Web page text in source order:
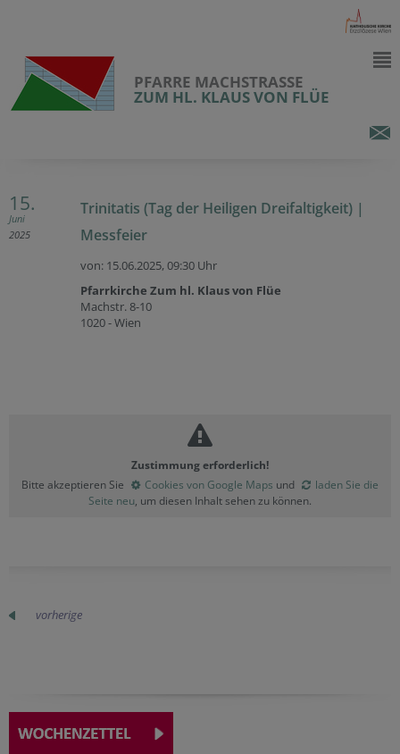
PFARRE MACHSTRASSE
ZUM HL. KLAUS VON FLÜE
15.
Juni
2025
Trinitatis (Tag der Heiligen Dreifaltigkeit) |
Messfeier
von: 15.06.2025,09:30 Uhr
Pfarrkirche Zum hl. Klaus von Flüe
Machstr. 8-10
1020 - Wien
Zustimmung erforderlich!
Bitte akzeptieren Sie
Cookies von Google Maps und
laden Sie die
Seite neu, um diesen Inhalt sehen zu können.
vorherige